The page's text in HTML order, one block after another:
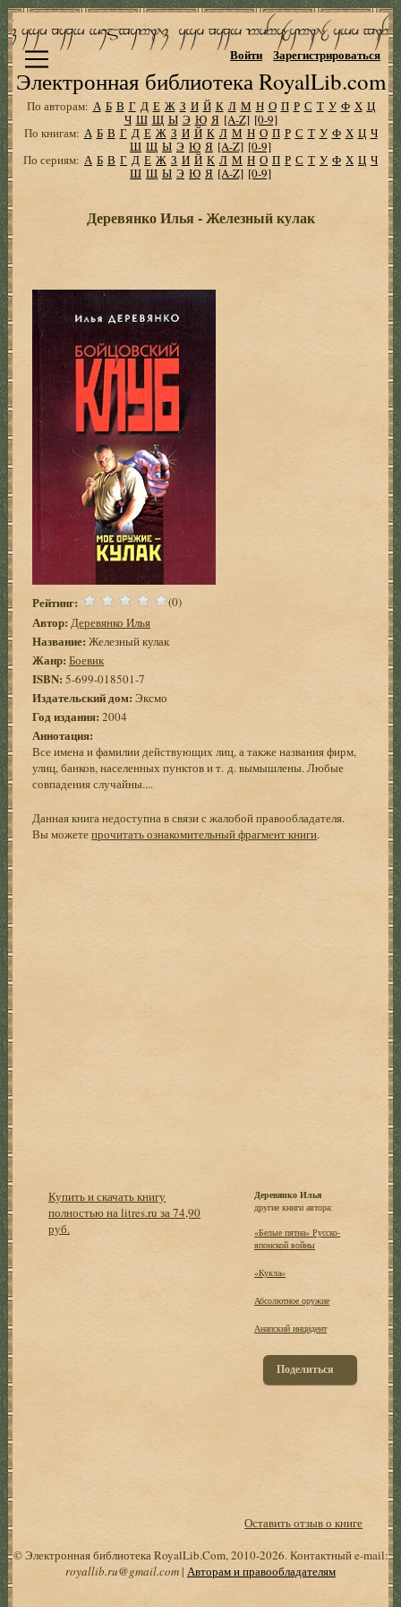
Электронная библиотека RoyalLib.com
Войти Зарегистрироваться
По авторам: А Б В Г Д Е Ж З И Й К Л М Н О П Р С Т У Ф Х Ц
Ч Ш Щ Ы Э Ю Я [A-Z] [0-9]
По книгам: А Б В Г Д Е Ж З И Й К Л М Н О П Р С Т У Ф Х Ц Ч
Ш Щ Ы Э Ю Я [A-Z] [0-9]
По сериям: А Б В Г Д Е Ж З И Й К Л М Н О П Р С Т У Ф Х Ц Ч
Ш Щ Ы Э Ю Я [A-Z] [0-9]
Деревянко Илья - Железный кулак
Рейтинг: (0)
Автор: Деревянко Илья
Название: Железный кулак
Жанр: Боевик
ISBN:5-699-018501-7
Издательский дом:Эксмо
Год издания: 2004
Аннотация:
Все имена и фамилии действующих лиц, а также названия фирм,
улиц, банков, населенных пунктов и т. д. вымышлены. Любые
совпадения случайны....
Данная книга недоступна в связи с жалобой правообладателя.
Вы можетепрочитать ознакомительный фрагмент книги.
Купить и скачать книгу
полностью на litres.ru за 74,90
руб.
Деревянко Илья
другие книги автора:
«Белые пятна» Русско-
японской войны
«Кукла»
Абсолютное оружие
Анапский инцидент
Поделиться
Оставить отзыв о книге
© Электронная библиотека RoyalLib.Com, 2010-2026. Контактный e-mail:
royallib.ru@gmail.com| Авторам и правообладателям